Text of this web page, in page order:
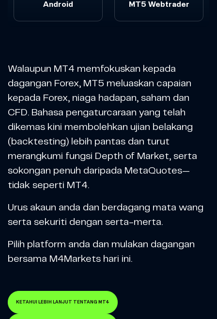
Android MT5 Webtrader
Walaupun MT4 memfokuskan kepada
dagangan Forex, MT5 meluaskan capaian
kepada Forex, niaga hadapan, saham dan
CFD. Bahasa pengaturcaraan yang telah
dikemas kini membolehkan ujian belakang
(backtesting) lebih pantas dan turut
merangkumi fungsi Depth of Market, serta
sokongan penuh daripada MetaQuotes—
tidak seperti MT4.
Urus akaun anda dan berdagang mata wang
serta sekuriti dengan serta-merta.
Pilih platform anda dan mulakan dagangan
bersama M4Markets hari ini.
KETAHUI LEBIH LANJUT TENTANG MT4